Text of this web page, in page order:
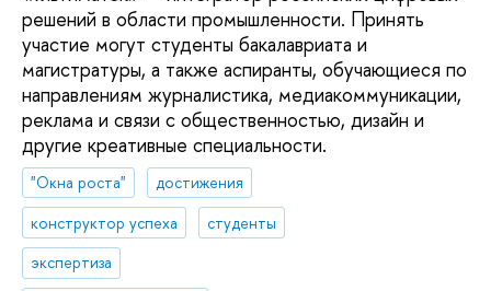
решений в области промышленности. Принять
участие могут студенты бакалавриата и
магистратуры, а также аспиранты, обучающиеся по
направлениям журналистика, медиакоммуникации,
реклама и связи с общественностью, дизайн и
другие креативные специальности.
"Окна роста"
достижения
конструктор успеха
студенты
экспертиза